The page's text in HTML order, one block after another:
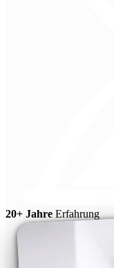
20+ Jahre Erfahrung